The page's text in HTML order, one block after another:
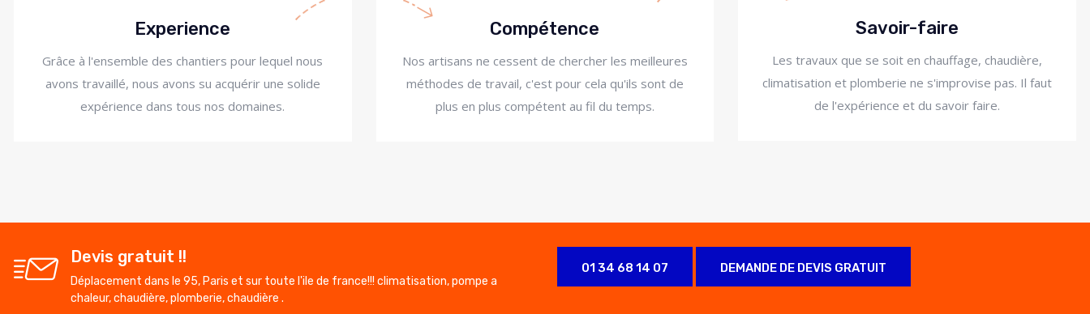
Experience
Grâce à l'ensemble des chantiers pour lequel nous
avons travaillé, nous avons su acquérir une solide
expérience dans tous nos domaines.
Compétence
Nos artisans ne cessent de chercher les meilleures
méthodes de travail, c'est pour cela qu'ils sont de
plus en plus compétent au fil du temps.
Savoir-faire
Les travaux que se soit en chauffage, chaudière,
climatisation et plomberie ne s'improvise pas. Il faut
de l'expérience et du savoir faire.
Devis gratuit !!
Déplacement dans le 95, Paris et sur toute l'ile de france!!! climatisation, pompe a
chaleur, chaudière, plomberie, chaudière .
01 34 68 14 07 DEMANDE DE DEVIS GRATUIT